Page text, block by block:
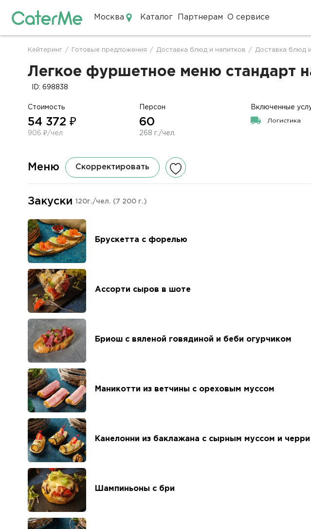
Москва Каталог Партнерам О сервисе
Строка
навигации
Кейтеринг / Готовые предложения / Доставка блюд и напитков / Доставка блюд
Легкое фуршетное меню стандарт
ID: 698838
Стоимость
54 372 ₽
906 ₽/чел
Персон
60
268 г./чел.
Включенные
Логистика
Меню Скорректировать
Закуски 120г./чел. (7 200 г.)
Брускетта с форелью
Ассорти сыров в шоте
Бриош с вяленой говядиной и беби огурчиком
Маникотти из ветчины с ореховым муссом
Канелонни из баклажана с сырным муссом и черри
Шампиньоны с бри